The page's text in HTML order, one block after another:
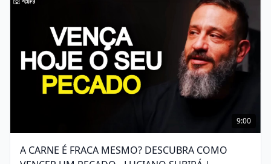
|
Jesuscopy
(13
MESMO?
9:00
A CARNE É FRACA MESMO? DESCUBRA COMO